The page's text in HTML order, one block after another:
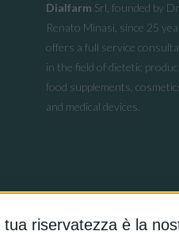
tua riservatezza è la
Dialfarm Srl, founded by Dr.
Renato Minasi, since 25
offers a full service
in the field of dietetic
food supplements,
and medical devices.